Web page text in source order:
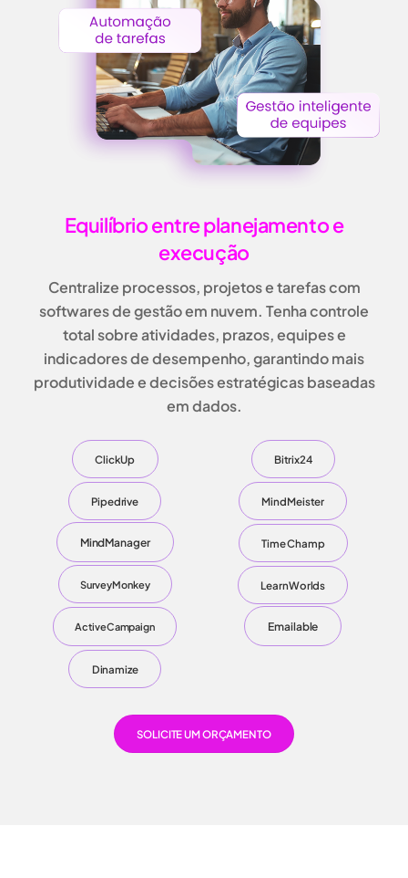
Equilíbrio entre planejamento e
execução
Centralize processos, projetos e tarefas com
softwares de gestão em nuvem. Tenha controle
total sobreatividades, prazos, equipes e
indicadores de desempenho, garantindo mais
produtividade e decisões estratégicas baseadas
em dados.
ClickUp Bitrix24
Pipedrive MindMeister
MindManager Time Champ
SurveyMonkey LearnWorlds
ActiveCampaign Emailable
Dinamize
SOLICITE UM ORÇAMENTO